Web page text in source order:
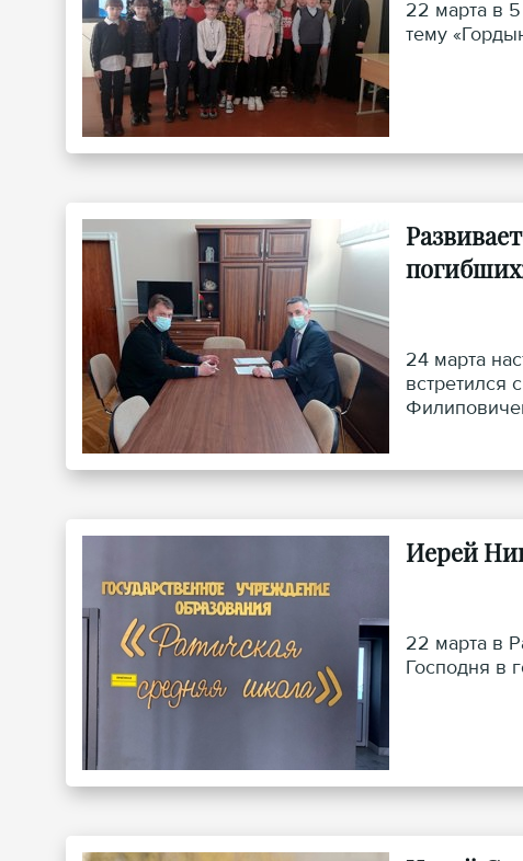
22 марта в
тему
24 марта
встретился
Иерей
22 марта в
Господня в